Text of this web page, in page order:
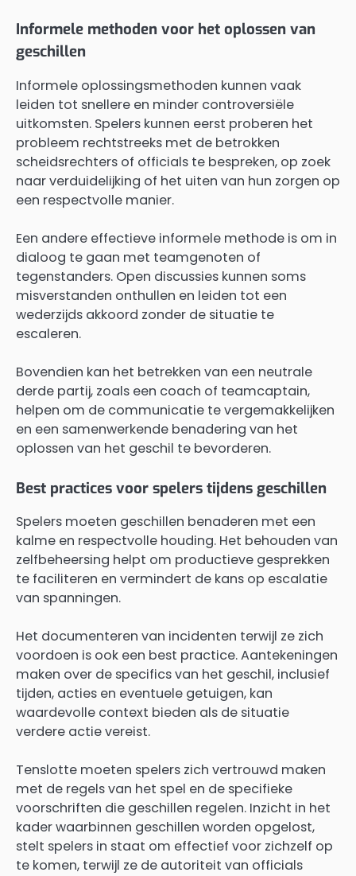
Informele methoden voor het oplossen van
geschillen
Informele oplossingsmethoden kunnen vaak
leiden tot snellere en minder controversiële
uitkomsten. Spelers kunnen eerst proberen het
probleem rechtstreeks met de betrokken
scheidsrechters of officials te bespreken, op zoek
naar verduidelijking of het uiten van hun zorgen op
een respectvolle manier.
Een andere effectieve informele methode is om in
dialoog te gaan met teamgenoten of
tegenstanders. Open discussies kunnen soms
misverstanden onthullen en leiden tot een
wederzijds akkoord zonder de situatie te
escaleren.
Bovendien kan het betrekken van een neutrale
derde partij, zoals een coach of teamcaptain,
helpen om de communicatie te vergemakkelijken
en een samenwerkende benadering van het
oplossen van het geschil te bevorderen.
Best practices voor spelers tijdens geschillen
Spelers moeten geschillen benaderen met een
kalme en respectvolle houding. Het behouden van
zelfbeheersing helpt om productieve gesprekken
te faciliteren en vermindert de kans op escalatie
van spanningen.
Het documenteren van incidenten terwijl ze zich
voordoen is ook een best practice. Aantekeningen
maken over de specifics van het geschil, inclusief
tijden, acties en eventuele getuigen, kan
waardevolle context bieden als de situatie
verdere actie vereist.
Tenslotte moeten spelers zich vertrouwd maken
met de regels van het spel en de specifieke
voorschriften die geschillen regelen. Inzicht in het
kader waarbinnen geschillen worden opgelost,
stelt spelers in staat om effectief voor zichzelf op
te komen, terwijl ze de autoriteit van officials